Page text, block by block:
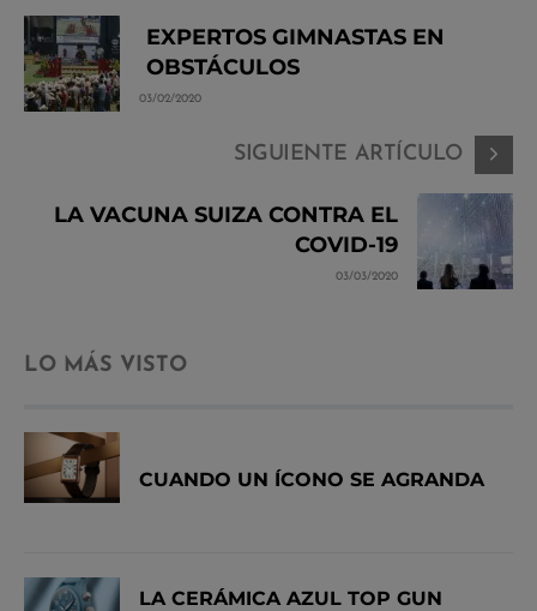
EXPERTOS GIMNASTAS EN
OBSTÁCULOS
03/02/2020
SIGUIENTE ARTÍCULO
LA VACUNA SUIZA CONTRA EL
COVID-19
03/03/2020
LO MÁS VISTO
CUANDO UN ÍCONO SE AGRANDA
LA CERÁMICA AZUL TOP GUN